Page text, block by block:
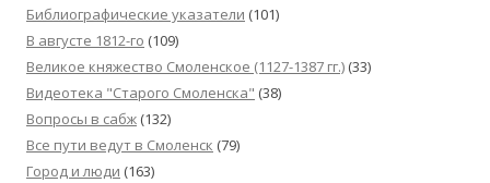
Библиографические указатели (101)
В августе 1812-го (109)
Великое княжество Смоленское (1127-1387 гг.) (33)
Видеотека "Cтарого Смоленска" (38)
Вопросы в сабж (132)
Все пути ведут в Смоленск (79)
Город и люди (163)